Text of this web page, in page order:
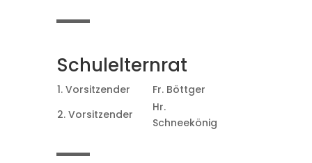
Schulelternrat
1. Vorsitzender
Fr. Böttger
2. Vorsitzender
Hr.
Schneekönig